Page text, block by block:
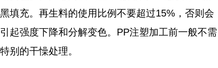
黑填充。再生料的使用比例不要超过15%，否则会
引起强度下降和分解变色。PP注塑加工前一般不需
特别的干懆处理。